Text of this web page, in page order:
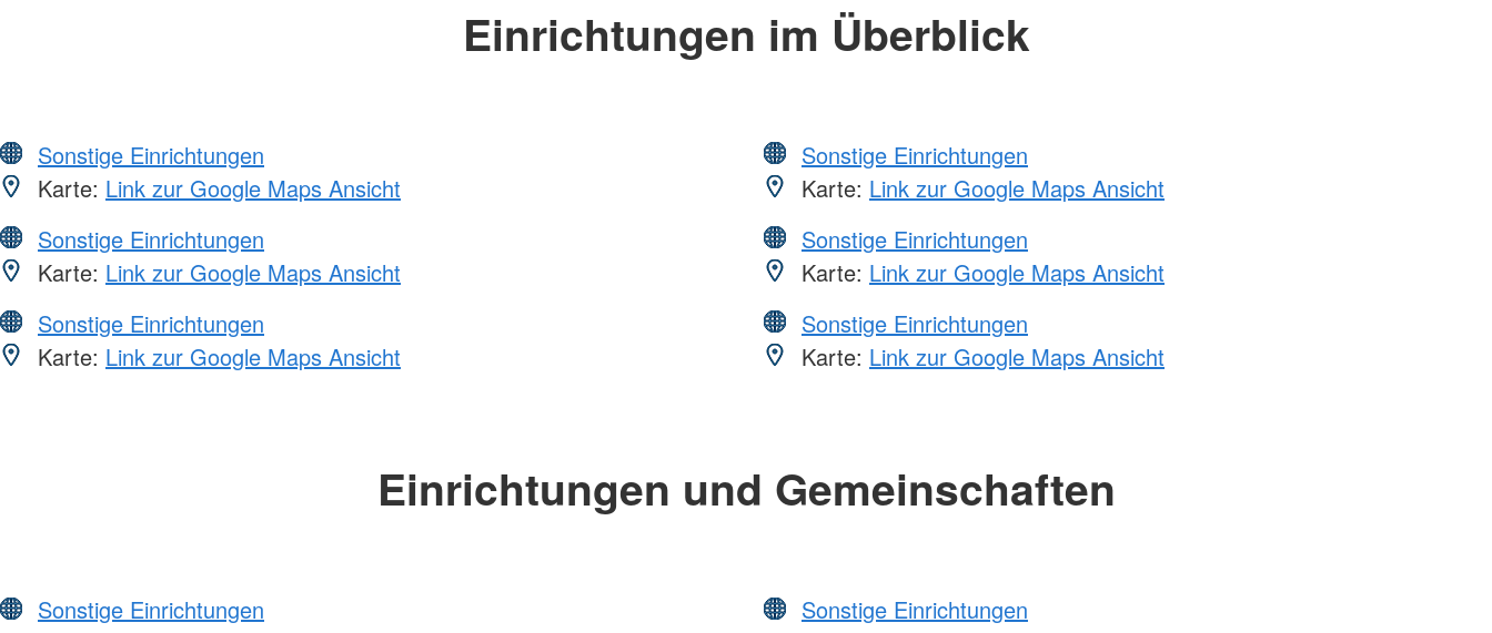
Einrichtungen im Überblick
Sonstige Einrichtungen
Karte: Link zur Google Maps Ansicht
Sonstige Einrichtungen
Karte: Link zur Google Maps Ansicht
Sonstige Einrichtungen
Karte: Link zur Google Maps Ansicht
Sonstige Einrichtungen
Karte: Link zur Google Maps Ansicht
Sonstige Einrichtungen
Karte: Link zur Google Maps Ansicht
Sonstige Einrichtungen
Karte: Link zur Google Maps Ansicht
Einrichtungen und Gemeinschaften
Sonstige Einrichtungen
Sonstige Einrichtungen